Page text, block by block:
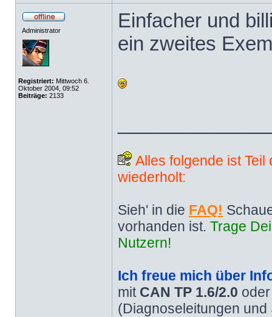
Administrator
Registriert: Mittwoch 6.
Oktober 2004, 09:52
Beiträge: 2133
Einfacher und
ein zweites
Alles folgende ist
wiederholt:
Sieh' in die FAQ!
vorhanden ist. Trage
Nutzern!
Ich freue mich über
mit CAN TP 1.6/2.0
(Diagnoseleitungen